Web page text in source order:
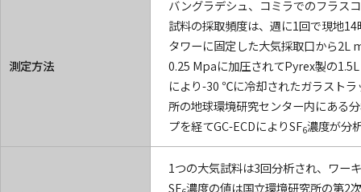
測定方法
バングラデシュ、コミラでのフラス
試料の採取頻度は、週に1回で現地
タワーに固定した大気採取口から2L
0.25 Mpaに加圧されてPyrex製の
により-30 ℃に冷却されたガラスト
所の地球環境研究センター内にある
プを経てGC-ECDによりSF6濃度が分
1つの大気試料は3回分析され、ワー
SF 濃度の値は国立環境研究所の第2